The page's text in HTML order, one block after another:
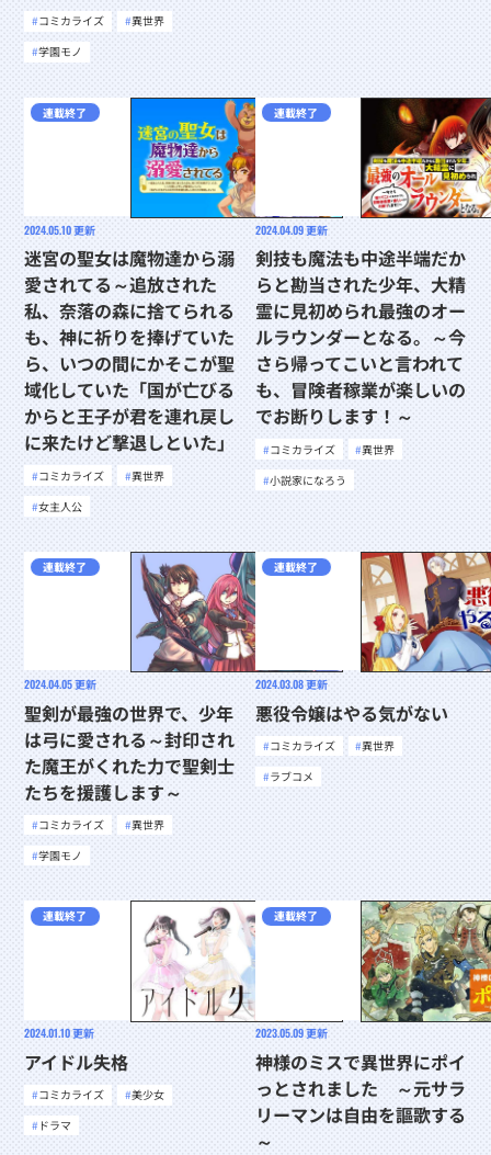
コミカライズ
異世界
学園モノ
連載終了
2024.05.10更新
迷宮の聖女は魔物達から溺
愛されてる～追放された
私、奈落の森に捨てられる
も、神に祈りを捧げていた
ら、いつの間にかそこが聖
域化していた「国が亡びる
からと王子が君を連れ戻し
に来たけど撃退しといた」
コミカライズ
異世界
女主人公
連載終了
2024.04.09更新
剣技も魔法も中途半端だか
らと勘当された少年、大精
霊に見初められ最強のオー
ルラウンダーとなる。～今
さら帰ってこいと言われて
も、冒険者稼業が楽しいの
でお断りします！～
コミカライズ
異世界
小説家になろう
連載終了
2024.04.05更新
聖剣が最強の世界で、少年
は弓に愛される～封印され
た魔王がくれた力で聖剣士
たちを援護します～
コミカライズ
異世界
学園モノ
連載終了
2024.03.08更新
悪役令嬢はやる気がない
コミカライズ
異世界
ラブコメ
連載終了
2024.01.10更新
アイドル失格
コミカライズ
美少女
ドラマ
連載終了
2023.05.09更新
神様のミスで異世界にポイ
っとされました ～元サラ
リーマンは自由を謳歌する
～